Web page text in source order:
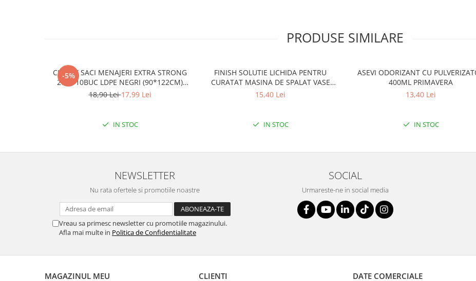
PRODUSE SIMILARE
-5%
CLINOX SACI MENAJERI EXTRA STRONG
200L/10BUC LDPE NEGRI (90*122CM)
ETICHETA MOV
18,90 Lei17,99 Lei
IN STOC
FINISH SOLUTIE LICHIDA PENTRU
CURATAT MASINA DE SPALAT VASE
250ML LEMON
15,40 Lei
IN STOC
ASEVI ODORIZANT CU
400ML PRIMAVERA
13,40 Lei
IN STOC
NEWSLETTER
Nu rata ofertele si promotiile noastre
Vreau sa primesc newsletter cu promotiile magazinului.
Afla mai multe in Politica de Confidentialitate
SOCIAL
Urmareste-ne in social media
MAGAZINUL MEU CLIENTI DATE COMERCIALE